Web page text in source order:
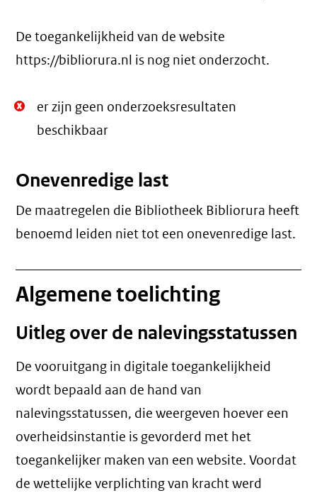
De toegankelijkheid van de website
https://bibliorura.nl is nog niet onderzocht.
Niet
Oké.
er zijn geen onderzoeksresultaten
beschikbaar
Onevenredige last
De maatregelen die Bibliotheek Bibliorura heeft
benoemd leiden niet tot een onevenredige last.
Algemene toelichting
Uitleg over de nalevingsstatussen
De vooruitgang in digitale toegankelijkheid
wordt bepaald aan de hand van
nalevingsstatussen, die weergeven hoever een
overheidsinstantie is gevorderd met het
toegankelijker maken van een website. Voordat
de wettelijke verplichting van kracht werd